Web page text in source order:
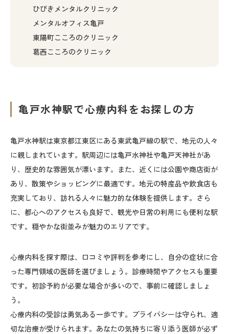
ひびきメンタルクリニック
メンタルオフィス亀戸
東陽町こころのクリニック
葛西こころのクリニック
亀戸水神駅で心療内科をお探しの方
亀戸水神駅は東京都江東区にある東武亀戸線の駅で、地元の人々
に親しまれています。駅周辺には亀戸水神社や亀戸天神社があ
り、歴史的な雰囲気が漂います。また、近くには公園や商店街が
あり、散策やショッピングに最適です。地元の特産品や飲食店も
充実しており、訪れる人々に魅力的な体験を提供します。さら
に、都心へのアクセスも良好で、観光や日常の利用にも便利な駅
です。穏やかな街並みが魅力のエリアです。
心療内科を探す際は、口コミや評判を参考にし、自分の症状に合
った専門領域の医師を選びましょう。診療時間やアクセスも重要
です。初診予約が必要な場合が多いので、事前に確認しましょ
う。
心療内科の受診は勇気ある一歩です。プライバシーは守られ、適
切な治療が受けられます。あなたの気持ちに寄り添う医師が必ず